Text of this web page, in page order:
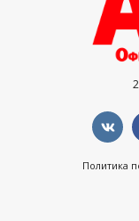
Политика